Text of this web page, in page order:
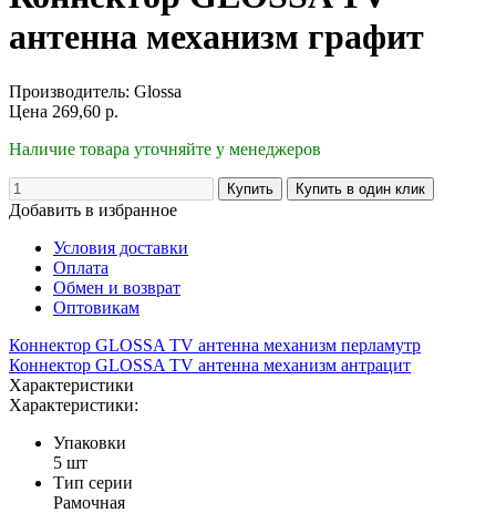
антенна механизм графит
Производитель: Glossa
Цена 269,60 р.
Наличие товара уточняйте у менеджеров
Добавить в избранное
Условия доставки
Оплата
Обмен и возврат
Оптовикам
Коннектор GLOSSA TV антенна механизм перламутр
Коннектор GLOSSA TV антенна механизм антрацит
Характеристики
Характеристики:
Упаковки
5 шт
Тип серии
Рамочная